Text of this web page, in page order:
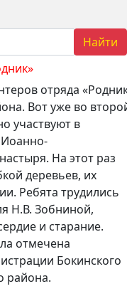
Найти
отряда
Вот уже во
участвуют в
Иоанно-
На этот раз
деревьев, их
Ребята трудились
Н.В. Зобниной,
и старание.
отмечена
Бокинского
района.